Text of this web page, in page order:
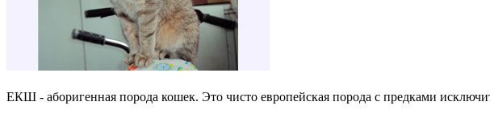
ЕКШ - аборигенная порода кошек. Это чисто европейская порода с предками